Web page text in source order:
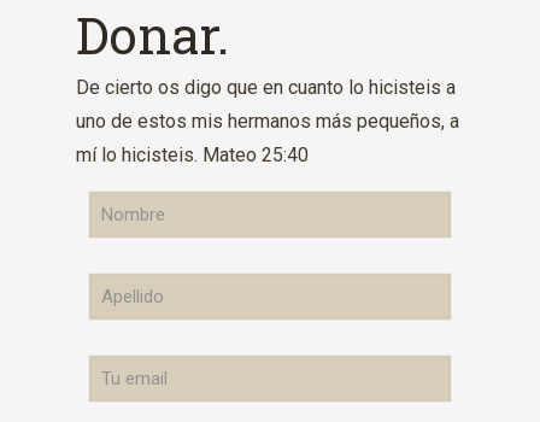
Donar.
De cierto os digo que en cuanto lo hicisteis a
uno de estos mis hermanos más pequeños, a
mí lo hicisteis. Mateo 25:40